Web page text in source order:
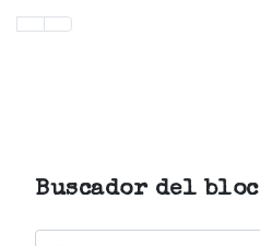
Buscador del bloc